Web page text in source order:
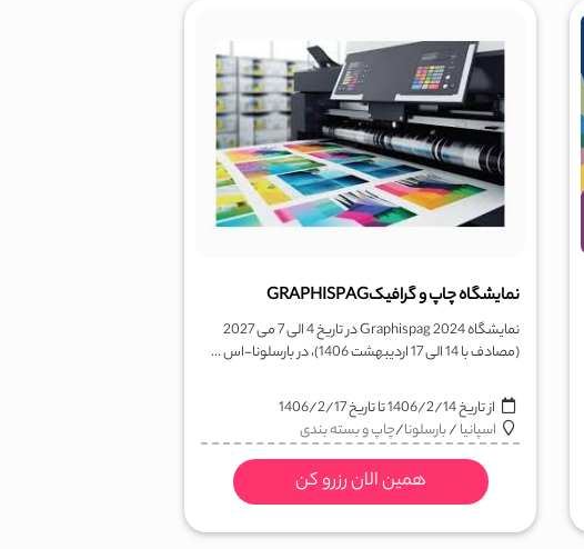
نمایشگاه چاپ و گرافیکGRAPHISPAG
نمایشگاه Graphispag 2024 در تاریخ 4 الی 7 می 2027
(مصادف با 14 الی 17 اردیبهشت 1406)، در بارسلونا-اس ...
از تاریخ1406/2/14تا تاریخ1406/2/17
اسپانیا/بارسلونا/چاپ و بسته بندی
همین الان رزرو کن